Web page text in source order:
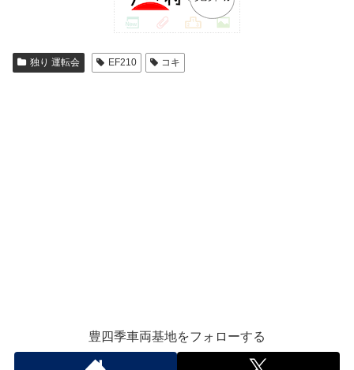
独り 運転会 EF210 コキ
豊四季車両基地をフォローする